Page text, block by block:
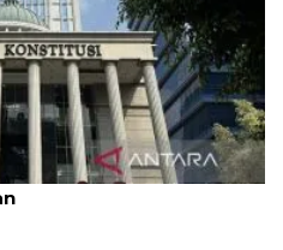
Agama perihal isbat